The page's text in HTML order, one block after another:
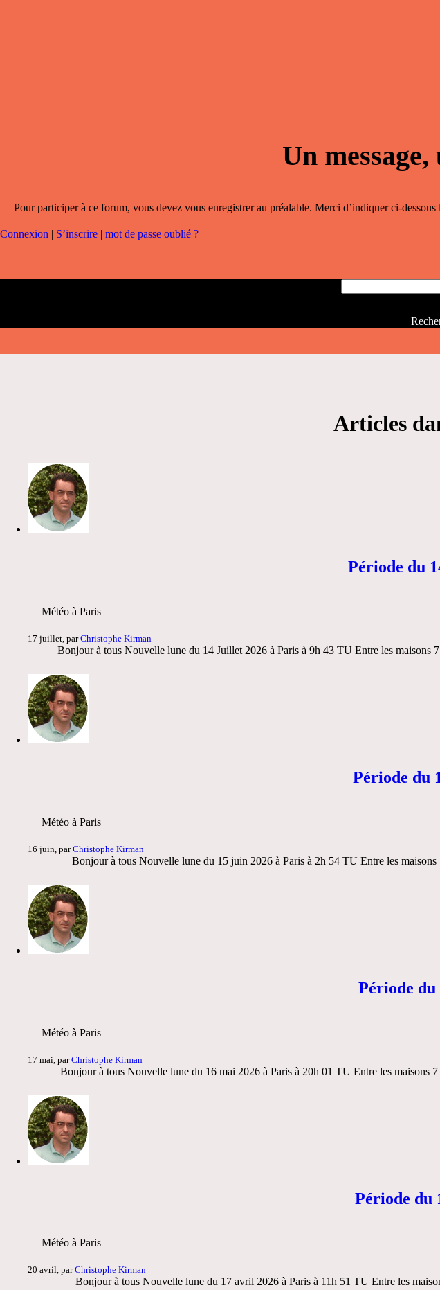
Un
Pour participer à ce forum, vous devez vous enregistrer au préalable. Merci d’indiquer ci-
Connexion | S’inscrire | mot de passe oublié ?
Articles
Période du
Météo à Paris
17 juillet, parChristophe Kirman
Bonjour à tous Nouvelle lune du 14 Juillet 2026 à Paris à 9h 43 TU Entre les
Période du
Météo à Paris
16 juin, parChristophe Kirman
Bonjour à tous Nouvelle lune du 15 juin 2026 à Paris à 2h 54 TU Entre les
Période du
Météo à Paris
17 mai, parChristophe Kirman
Bonjour à tous Nouvelle lune du 16 mai 2026 à Paris à 20h 01 TU Entre les maisons
Période du
Météo à Paris
20 avril, parChristophe Kirman
Bonjour à tous Nouvelle lune du 17 avril 2026 à Paris à 11h 51 TU Entre les